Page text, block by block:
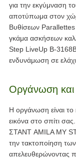
για την εκγύμναση
αποτύπωμα στον
Βυθίσεων Parallettes
γκάμα ασκήσεων
Step LiveUp B-3168B
ενδυνάμωση σε
Οργάνωση και
Η οργάνωση είναι το
εικόνα στο σπίτι
ΣΤΑΝΤ AMILA MY
την τακτοποίηση
απελευθερώνοντας